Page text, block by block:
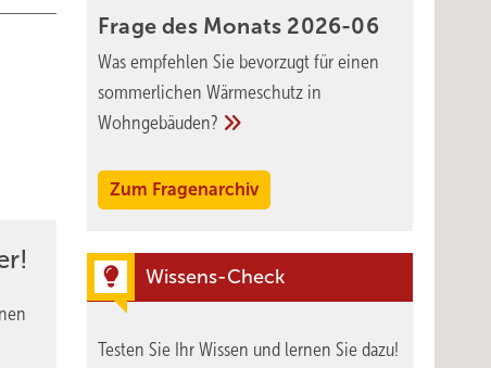
Frage des Monats 2026-06
Was empfehlen Sie bevorzugt für einen
sommerlichen Wärmeschutz in
Wohngebäuden?
Zum Fragenarchiv
Wissens-Check
Testen Sie Ihr Wissen und lernen Sie dazu!